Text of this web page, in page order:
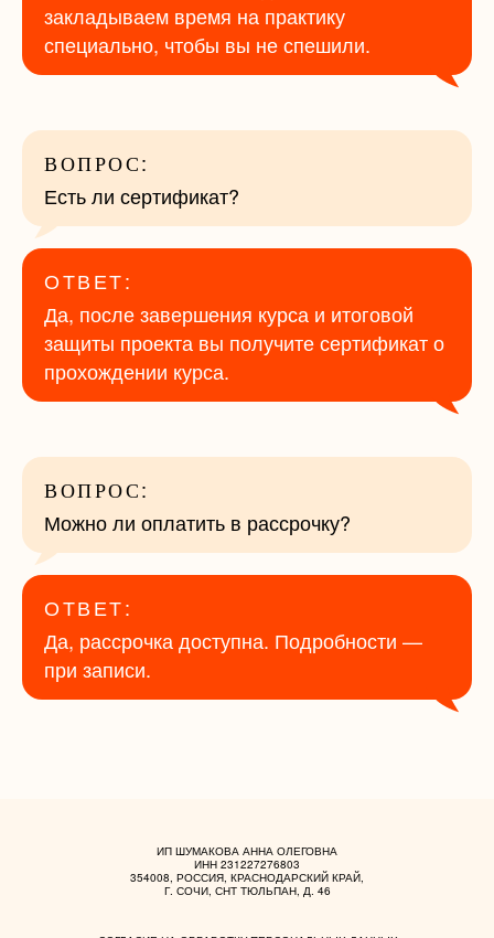
закладываем время на практику
специально, чтобы вы не спешили.
ВОПРОС:
Есть ли сертификат?
ОТВЕТ:
Да, после завершения курса и итоговой
защиты проекта вы получите сертификат о
прохождении курса.
ВОПРОС:
Можно ли оплатить в рассрочку?
ОТВЕТ:
Да, рассрочка доступна. Подробности —
при записи.
ИП ШУМАКОВА АННА ОЛЕГОВНА
ИНН 231227276803
354008, РОССИЯ, КРАСНОДАРСКИЙ КРАЙ,
Г. СОЧИ, СНТ ТЮЛЬПАН, Д. 46